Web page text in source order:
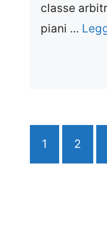
classe
piani ...
1 2